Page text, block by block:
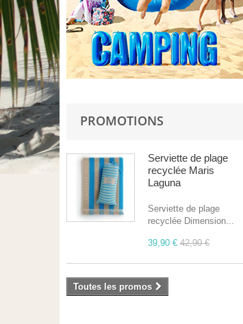
PROMOTIONS
Serviette de plage
recyclée Maris
Laguna
Serviette de plage
recyclée Dimension...
39,90 € 42,90 €
Toutes les promos